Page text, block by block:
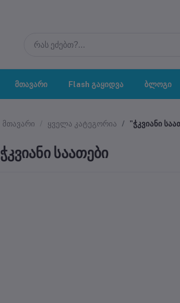
მთავარი Flash გაყიდვა ბლოგი
მთავარი ყველა კატეგორია "ჭკვიანი
ჭკვიანი საათები